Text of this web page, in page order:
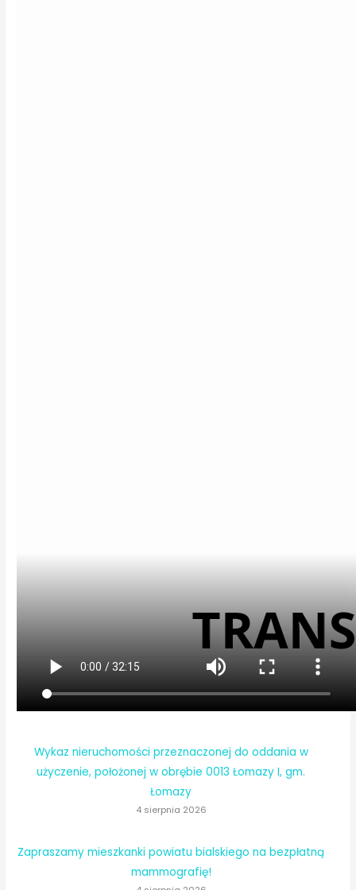
Wykaz nieruchomości przeznaczonej do oddania w
użyczenie, położonej w obrębie 0013 Łomazy I, gm.
Łomazy
4 sierpnia 2026
Zapraszamy mieszkanki powiatu bialskiego na bezpłatną
mammografię!